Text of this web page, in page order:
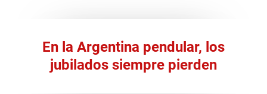
En la Argentina pendular, los
jubilados siempre pierden